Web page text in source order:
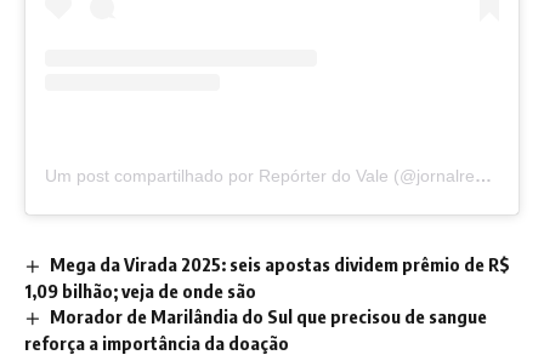
Um post compartilhado por Repórter do Vale (@jornalreporterdovale)
Mega da Virada 2025: seis apostas dividem prêmio de R$
1,09 bilhão; veja de onde são
Morador de Marilândia do Sul que precisou de sangue
reforça a importância da doação